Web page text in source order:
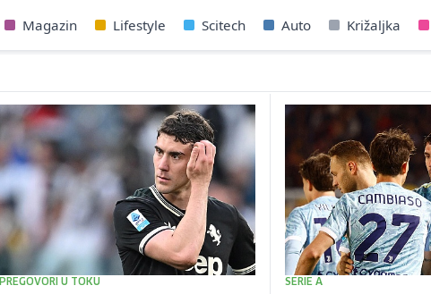
Magazin Lifestyle Scitech Auto Križaljka
PREGOVORI U TOKU SERIE A